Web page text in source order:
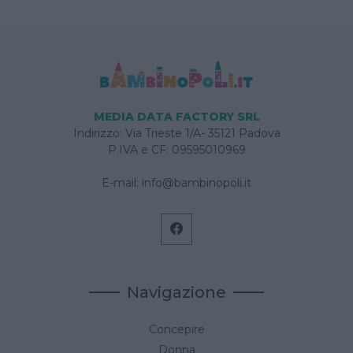
MEDIA DATA FACTORY SRL
Indirizzo: Via Trieste 1/A- 35121 Padova
P.IVA e CF: 09595010969
E-mail: info@bambinopoli.it
Navigazione
Concepire
Donna